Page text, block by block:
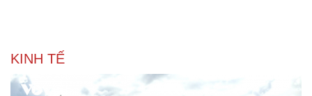
Nhi khoa
Làm đẹp - giảm cân
KINH TẾ